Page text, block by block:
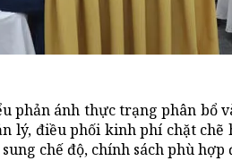
phản ánh thực trạng phân
lý, điều phối kinh phí chặt
chế độ, chính sách phù